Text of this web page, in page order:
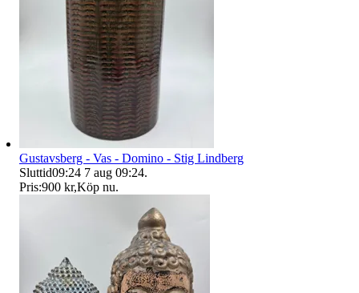
Gustavsberg - Vas - Domino - Stig Lindberg
Sluttid09:24 7 aug 09:24.
Pris:900 kr,Köp nu.